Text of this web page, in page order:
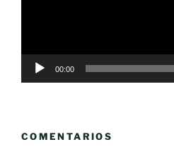
00:00
COMENTARIOS